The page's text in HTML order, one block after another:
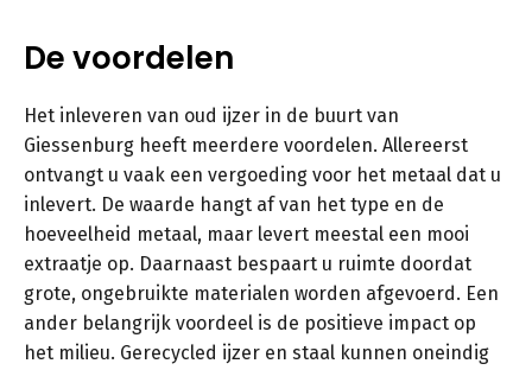
De voordelen
Het inleveren van oud ijzer in de buurt van
Giessenburg heeft meerdere voordelen. Allereerst
ontvangt u vaak een vergoeding voor het metaal dat u
inlevert. De waarde hangt af van het type en de
hoeveelheid metaal, maar levert meestal een mooi
extraatje op. Daarnaast bespaart u ruimte doordat
grote, ongebruikte materialen worden afgevoerd. Een
ander belangrijk voordeel is de positieve impact op
het milieu. Gerecycled ijzer en staal kunnen oneindig